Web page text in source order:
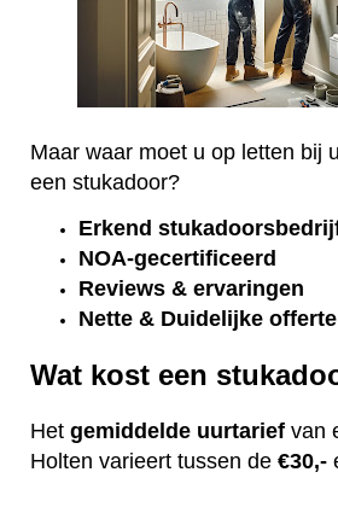
Maar waar moet u op letten bij
een stukadoor?
Erkend
NOA-gecertificeerd
Reviews & ervaringen
Nette & Duidelijke offerte
Wat kost een
Het gemiddelde uurtarief van
Holten varieert tussen de €30,-